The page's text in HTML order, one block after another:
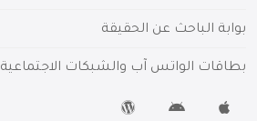
بوابة الباحث عن الحقيقة
بطاقات الواتس آب والشبكات الاجتماعية